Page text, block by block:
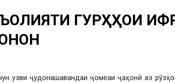
ГУРӮҲҲОИ
узви ҷудонашавандаи ҷомеаи ҷаҳонӣ аз